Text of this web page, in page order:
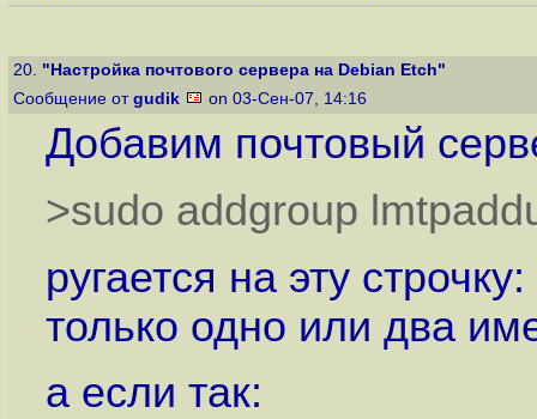
20. "Настройка почтового сервера на Debian Etch"
Сообщение от gudik on 03-Сен-07, 14:16
Добавим почтовый
>sudo addgroup
ругается на эту
только одно или два
а если так: